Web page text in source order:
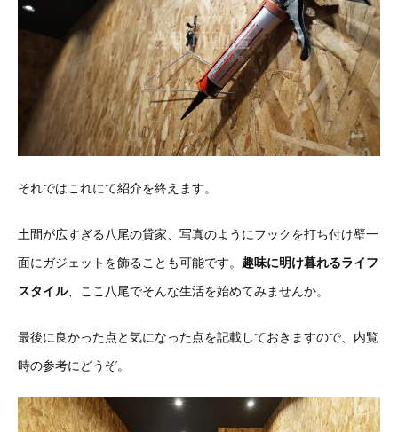
それではこれにて紹介を終えます。
土間が広すぎる八尾の貸家、写真のようにフックを打ち付け壁一
面にガジェットを飾ることも可能です。 趣味に明け暮れるライフ
スタイル、ここ八尾でそんな生活を始めてみませんか。
最後に良かった点と気になった点を記載しておきますので、内覧
時の参考にどうぞ。